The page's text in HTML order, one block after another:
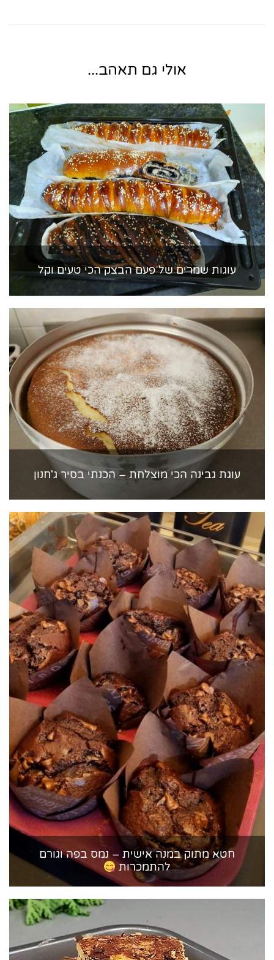
אולי גם תאהב...
עוגות שמרים של פעם הבצק הכי טעים וקל
עוגת גבינה הכי מוצלחת – הכנתי בסיר ג'חנון
חטא מתוק במנה אישית – נמס בפה וגורם
להתמכרות